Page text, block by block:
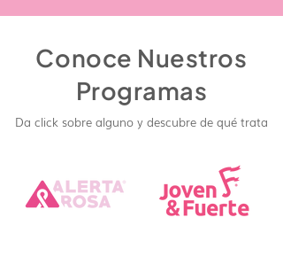
Conoce Nuestros
Programas
Da click sobre alguno y descubre de qué trata